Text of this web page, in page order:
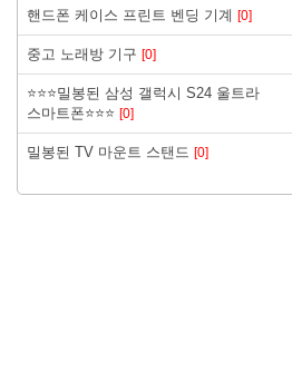
핸드폰 케이스 프린트 벤딩 기계 [0]
중고 노래방 기구 [0]
⭐⭐⭐밀봉된 삼성 갤럭시 S24 울트라
스마트폰⭐⭐⭐ [0]
밀봉된 TV 마운트 스탠드 [0]